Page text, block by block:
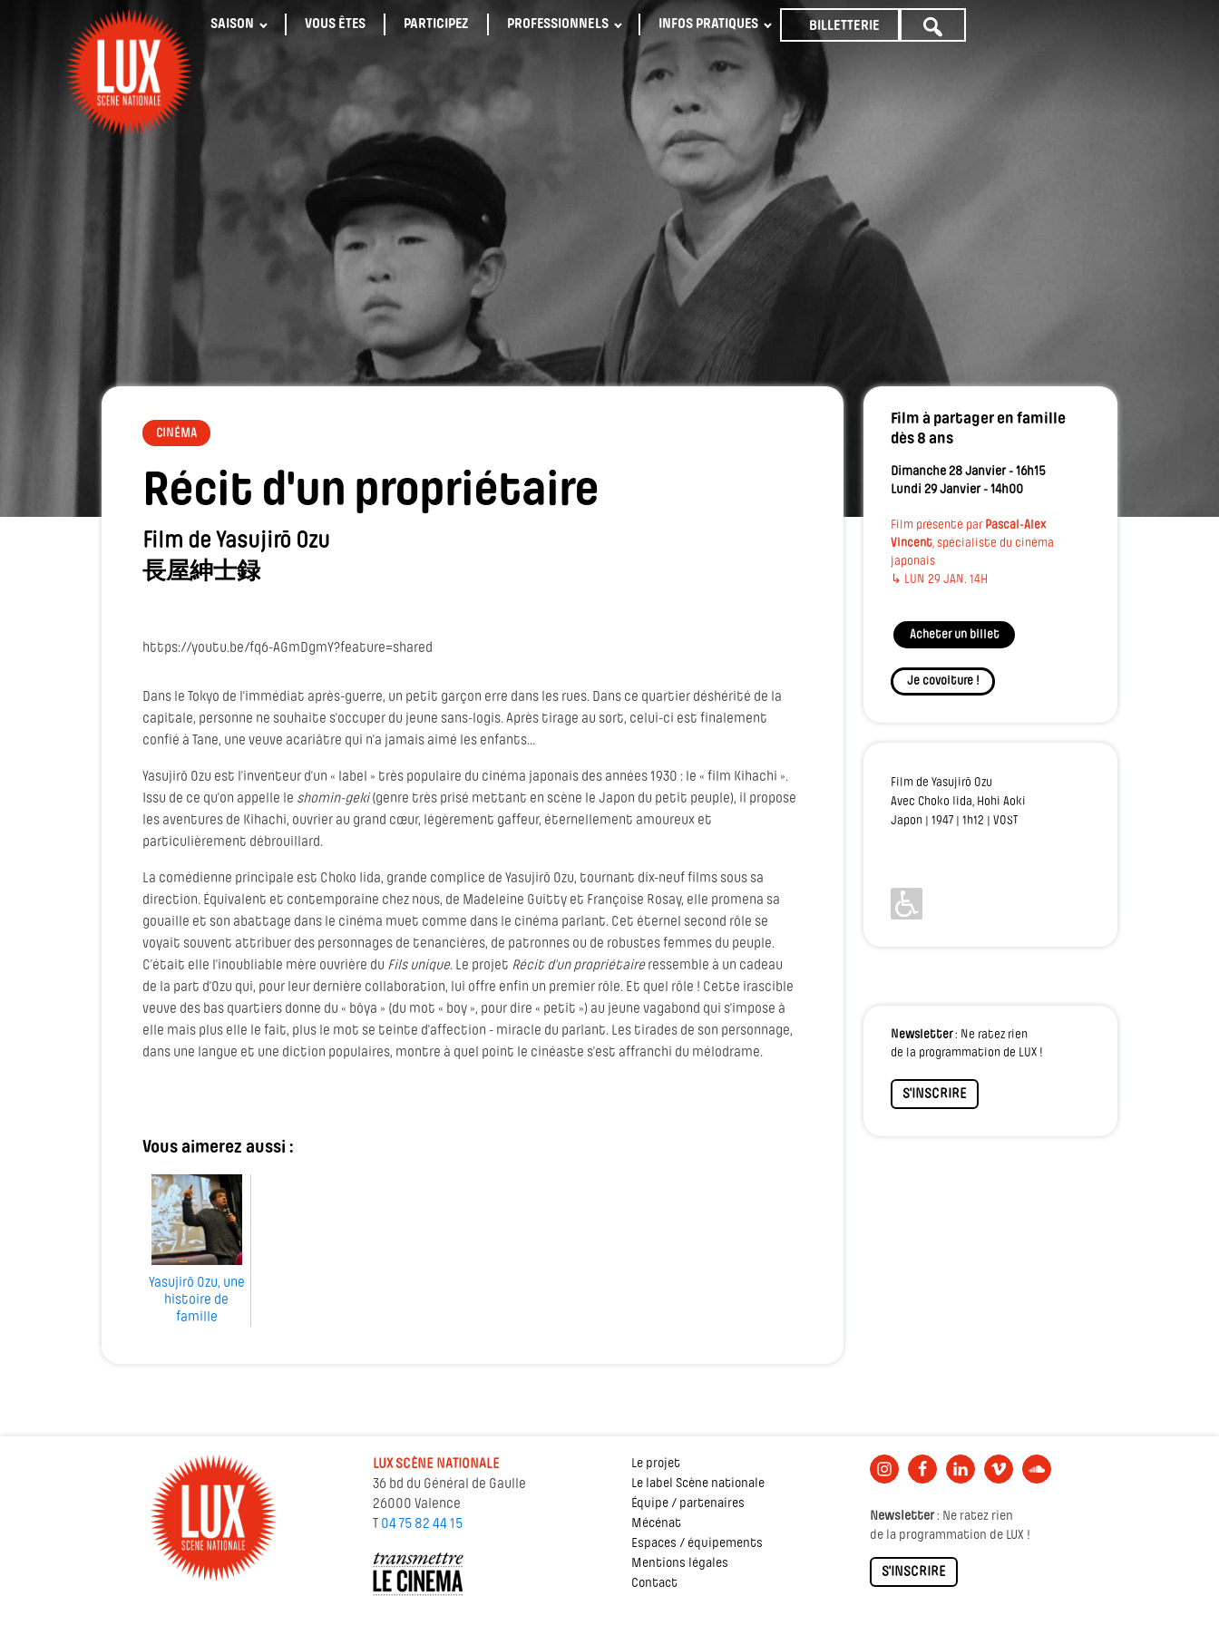
SAISON VOUS ÊTES PARTICIPEZ PROFESSIONNELS INFOS PRATIQUES BILLETTERIE
TOUTE
CINÉMA
Récit d'un propriétaire
Film de Yasujirō Ozu
長屋紳士録
https://youtu.be/fq6-AGmDgmY?feature=shared
Dans le Tokyo de l’immédiat après-guerre, un petit garçon erre dans les rues. Dans ce quartier déshérité de la
capitale, personne ne souhaite s’occuper du jeune sans-logis. Après tirage au sort, celui-ci est finalement
confié à Tane, une veuve acariâtre qui n’a jamais aimé les enfants…
Yasujirō Ozu est l’inventeur d’un « label » très populaire du cinéma japonais des années 1930 : le « film Kihachi ».
Issu de ce qu’on appelle le shomin-geki(genre très prisé mettant en scène le Japon du petit peuple), il propose
les aventures de Kihachi, ouvrier au grand cœur, légèrement gaffeur, éternellement amoureux et
particulièrement débrouillard.
La comédienne principale est Choko Iida, grande complice de Yasujirō Ozu, tournant dix-neuf films sous sa
direction. Équivalent et contemporaine chez nous, de Madeleine Guitty et Françoise Rosay, elle promena sa
gouaille et son abattage dans le cinéma muet comme dans le cinéma parlant. Cet éternel second rôle se
voyait souvent attribuer des personnages de tenancières, de patronnes ou de robustes femmes du peuple.
C’était elle l’inoubliable mère ouvrière du Fils unique. Le projet Récit d’un propriétaireressemble à un cadeau
de la part d’Ozu qui, pour leur dernière collaboration, lui offre enfin un premier rôle. Et quel rôle ! Cette irascible
veuve des bas quartiers donne du « bôya » (du mot « boy », pour dire « petit ») au jeune vagabond qui s’impose à
elle mais plus elle le fait, plus le mot se teinte d’affection - miracle du parlant. Les tirades de son personnage,
dans une langue et une diction populaires, montre à quel point le cinéaste s’est affranchi du mélodrame.
Vous aimerez aussi :
Yasujirō Ozu, une
histoire de
famille
Film à partager en famille
dès 8 ans
Dimanche 28 Janvier - 16h15
Lundi 29 Janvier - 14h00
Film présenté par Pascal-Alex
Vincent, spécialiste du cinéma
japonais
↳ LUN 29 JAN. 14H
Acheter un billet
Je covoiture !
Film de Yasujirō Ozu
Avec Choko Iida, Hohi Aoki
Japon | 1947 | 1h12 | VOST
Newsletter: Ne ratez rien
de la programmation de LUX !
S'INSCRIRE
LUX SCÈNE NATIONALE
36 bd du Général de Gaulle
26000 Valence
T 04 75 82 44 15
Le projet
Le label Scène nationale
Équipe / partenaires
Mécénat
Espaces / équipements
Mentions légales
Contact
Newsletter: Ne ratez rien
de la programmation de LUX !
S'INSCRIRE